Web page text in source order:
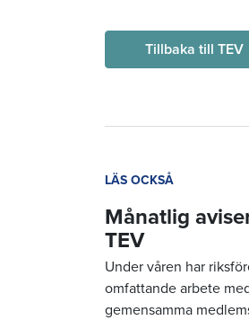
Tillbaka till TEV
LÄS OCKSÅ
Månatlig
TEV
Under våren har
omfattande arbete
gemensamma